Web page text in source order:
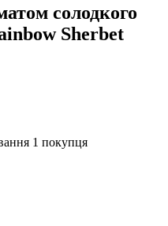
солодкого
Sherbet
1 покупця